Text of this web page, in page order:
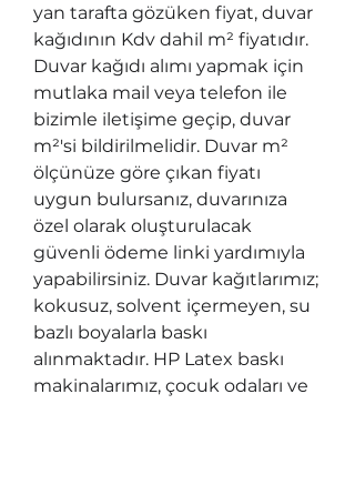
yan tarafta gözüken fiyat, duvar
kağıdının Kdv dahil m² fiyatıdır.
Duvar kağıdı alımı yapmak için
mutlaka mail veya telefon ile
bizimle iletişime geçip, duvar
m²'si bildirilmelidir. Duvar m²
ölçünüze göre çıkan fiyatı
uygun bulursanız, duvarınıza
özel olarak oluşturulacak
güvenli ödeme linki yardımıyla
yapabilirsiniz. Duvar kağıtlarımız;
kokusuz, solvent içermeyen, su
bazlı boyalarla baskı
alınmaktadır. HP Latex baskı
makinalarımız, çocuk odaları ve